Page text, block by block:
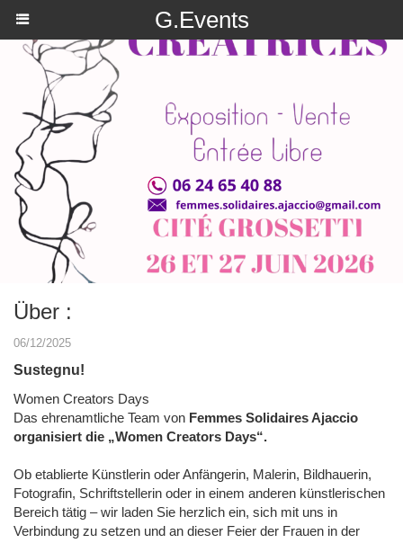
https://g.page/r/Ce4wW0qwqUOOEAE
G.Events
Über :
06/12/2025
Sustegnu!
Women Creators Days
Das ehrenamtliche Team von Femmes Solidaires Ajaccio
organisiert die „Women Creators Days“.
Ob etablierte Künstlerin oder Anfängerin, Malerin, Bildhauerin,
Fotografin, Schriftstellerin oder in einem anderen künstlerischen
Bereich tätig – wir laden Sie herzlich ein, sich mit uns in
Verbindung zu setzen und an dieser Feier der Frauen in der